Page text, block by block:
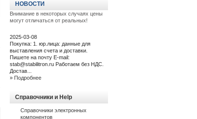
НОВОСТИ
Внимание в некоторых случаях цены
могут отличаться от реальных!
2025-03-08
Покупка: 1. юр.лица: данные для
выставления счета и доставки.
Пишете на почту E-mail:
stab@stabilitron.ru Работаем без НДС.
Достав...
» Подробнее
Справочники и Help
Справочники электронных
компонентов